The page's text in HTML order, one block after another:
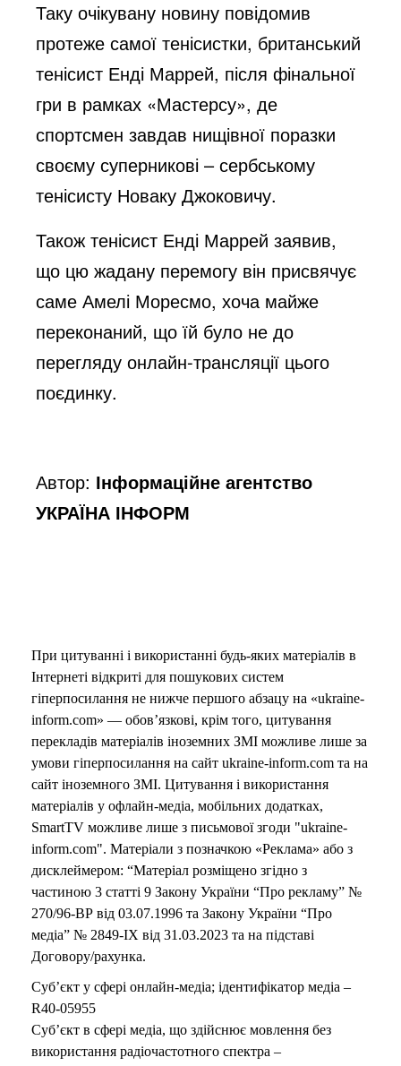
Таку очікувану новину повідомив
протеже самої тенісистки, британський
тенісист Енді Маррей, після фінальної
гри в рамках «Мастерсу», де
спортсмен завдав нищівної поразки
своєму суперникові – сербському
тенісисту Новаку Джоковичу.
Також тенісист Енді Маррей заявив,
що цю жадану перемогу він присвячує
саме Амелі Моресмо, хоча майже
переконаний, що їй було не до
перегляду онлайн-трансляції цього
поєдинку.
Автор: Інформаційне агентство
УКРАЇНА ІНФОРМ
При цитуванні і використанні будь-яких матеріалів в
Інтернеті відкриті для пошукових систем
гіперпосилання не нижче першого абзацу на «ukraine-
inform.com» — обов’язкові, крім того, цитування
перекладів матеріалів іноземних ЗМІ можливе лише за
умови гіперпосилання на сайт ukraine-inform.com та на
сайт іноземного ЗМІ. Цитування і використання
матеріалів у офлайн-медіа, мобільних додатках,
SmartTV можливе лише з письмової згоди "ukraine-
inform.com". Матеріали з позначкою «Реклама» або з
дисклеймером: “Матеріал розміщено згідно з
частиною 3 статті 9 Закону України “Про рекламу” №
270/96-ВР від 03.07.1996 та Закону України “Про
медіа” № 2849-IX від 31.03.2023 та на підставі
Договору/рахунка.
Суб’єкт у сфері онлайн-медіа; ідентифікатор медіа –
R40-05955
Суб’єкт в сфері медіа, що здійснює мовлення без
використання радіочастотного спектра –